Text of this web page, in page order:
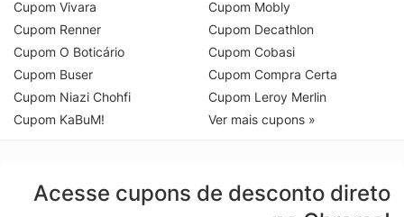
Cupom Vivara
Cupom Renner
Cupom O Boticário
Cupom Buser
Cupom Niazi Chohfi
Cupom KaBuM!
Cupom Mobly
Cupom Decathlon
Cupom Cobasi
Cupom Compra Certa
Cupom Leroy Merlin
Ver mais cupons »
Acesse cupons de desconto direto